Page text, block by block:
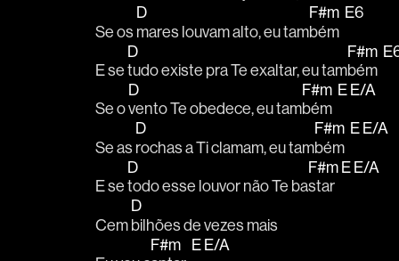
Se os
D
mares louvam alto, eu tam
F#m
bém
E6
E se
D
tudo existe pra Te exaltar, eu tam
F#m
bém
Se o
D
vento Te obedece, eu tam
F#m
bém
E E/A
Se as
D
rochas a Ti clamam, eu tam
F#m
bém
E E/A
E se
D
todo esse louvor não Te ba
F#m
star
E E/A
Cem
D
bilhões de vezes mais
F#m
E E/A